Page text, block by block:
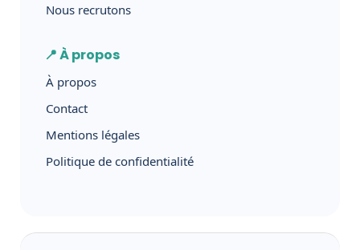
Nous recrutons
📍 À propos
À propos
Contact
Mentions légales
Politique de confidentialité